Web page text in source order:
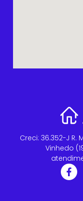
Creci: 36.352-J R.
Vinhedo